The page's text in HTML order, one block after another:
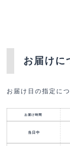
お届けに
お届け日の指定に